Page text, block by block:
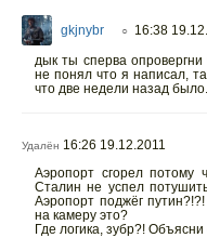
gkjnybr ○ 16:38
дык ты сперва
не понял что я написал,
что две недели назад
Удалён 16:26 19.12.2011
Аэропорт сгорел
Сталин не успел
Аэропорт поджёг
на камеру это?
Где логика, зубр?!